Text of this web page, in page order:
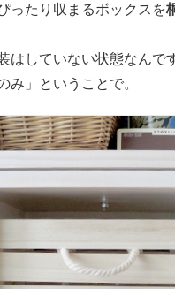
ったり収まるボックスを
はしていない状態なんで
み」ということで。